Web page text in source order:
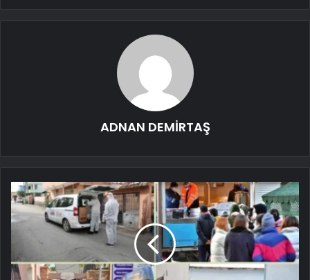
ADNAN DEMİRTAŞ